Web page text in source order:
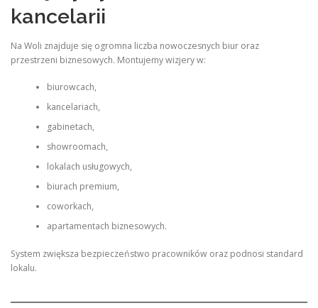
kancelarii
Na Woli znajduje się ogromna liczba nowoczesnych biur oraz
przestrzeni biznesowych. Montujemy wizjery w:
biurowcach,
kancelariach,
gabinetach,
showroomach,
lokalach usługowych,
biurach premium,
coworkach,
apartamentach biznesowych.
System zwiększa bezpieczeństwo pracowników oraz podnosi standard
lokalu.